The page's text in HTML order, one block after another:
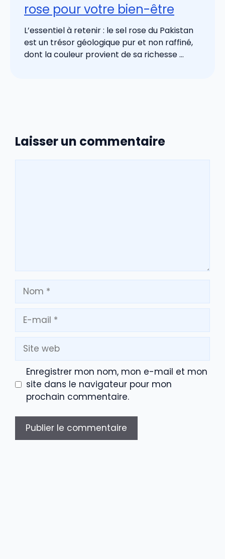
rose pour votre bien-être
L’essentiel à retenir : le sel rose du Pakistan
est un trésor géologique pur et non raffiné,
dont la couleur provient de sa richesse ...
Laisser un commentaire
Nom
mail
Site
web
Enregistrer mon nom, mon e-mail et mon
site dans le navigateur pour mon
prochain commentaire.